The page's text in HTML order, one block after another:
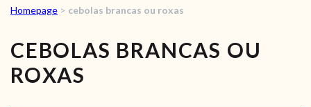
RECEITAS
VÍDEOS
Homepage > cebolas brancas ou roxas
CEBOLAS BRANCAS OU
ROXAS